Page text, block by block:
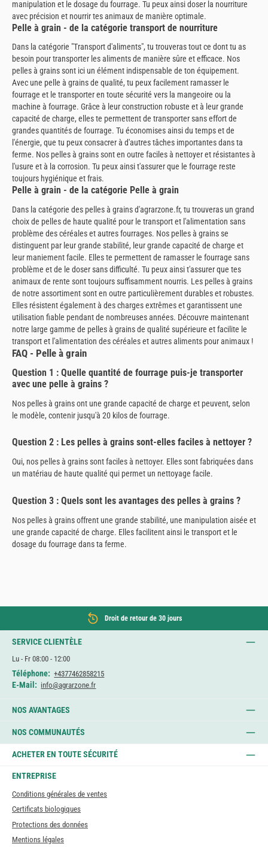
manipulation et le dosage du fourrage. Tu peux ainsi doser la nourriture
avec précision et nourrir tes animaux de manière optimale.
Pelle à grain - de la catégorie transport de nourriture
Dans la catégorie "Transport d'aliments", tu trouveras tout ce dont tu as
besoin pour transporter les aliments de manière sûre et efficace. Nos
pelles à grains sont ici un élément indispensable de ton équipement.
Avec une pelle à grains de qualité, tu peux facilement ramasser le
fourrage et le transporter en toute sécurité vers la mangeoire ou la
machine à fourrage. Grâce à leur construction robuste et à leur grande
capacité de charge, elles te permettent de transporter sans effort de
grandes quantités de fourrage. Tu économises ainsi du temps et de
l'énergie, que tu peux consacrer à d'autres tâches importantes dans ta
ferme. Nos pelles à grains sont en outre faciles à nettoyer et résistantes à
l'usure et à la corrosion. Tu peux ainsi t'assurer que le fourrage reste
toujours hygiénique et frais.
Pelle à grain - de la catégorie Pelle à grain
Dans la catégorie des pelles à grains d'agrarzone.fr, tu trouveras un grand
choix de pelles de haute qualité pour le transport et l'alimentation sans
problème des céréales et autres fourrages. Nos pelles à grains se
distinguent par leur grande stabilité, leur grande capacité de charge et
leur maniement facile. Elles te permettent de ramasser le fourrage sans
problème et de le doser sans difficulté. Tu peux ainsi t'assurer que tes
animaux de rente sont toujours suffisamment nourris. Les pelles à grains
de notre assortiment sont en outre particulièrement durables et robustes.
Elles résistent également à des charges extrêmes et garantissent une
utilisation fiable pendant de nombreuses années. Découvre maintenant
notre large gamme de pelles à grains de qualité supérieure et facilite le
transport et l'alimentation des céréales et autres aliments pour animaux !
FAQ - Pelle à grain
Question 1 : Quelle quantité de fourrage puis-je transporter
avec une pelle à grains ?
Nos pelles à grains ont une grande capacité de charge et peuvent, selon
le modèle, contenir jusqu'à 20 kilos de fourrage.
Question 2 : Les pelles à grains sont-elles faciles à nettoyer ?
Oui, nos pelles à grains sont faciles à nettoyer. Elles sont fabriquées dans
un matériau de haute qualité qui permet un nettoyage facile.
Question 3 : Quels sont les avantages des pelles à grains ?
Nos pelles à grains offrent une grande stabilité, une manipulation aisée et
une grande capacité de charge. Elles facilitent ainsi le transport et le
dosage du fourrage dans ta ferme.
Droit de retour de 30 jours
SERVICE CLIENTÈLE
Lu - Fr 08:00 - 12:00
Téléphone: +4377462858215
E-Mail: info@agrarzone.fr
NOS AVANTAGES
NOS COMMUNAUTÉS
ACHETER EN TOUTE SÉCURITÉ
ENTREPRISE
Conditions générales de ventes
Certificats biologiques
Protections des données
Mentions légales